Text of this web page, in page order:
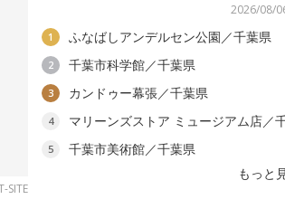
SITE
2026/08/
1 ふなばしアンデルセン公園／千葉県
2 千葉市科学館／千葉県
3 カンドゥー幕張／千葉県
4 マリーンズストア ミュージアム店／
5
千葉市美術館／千葉県
もっと